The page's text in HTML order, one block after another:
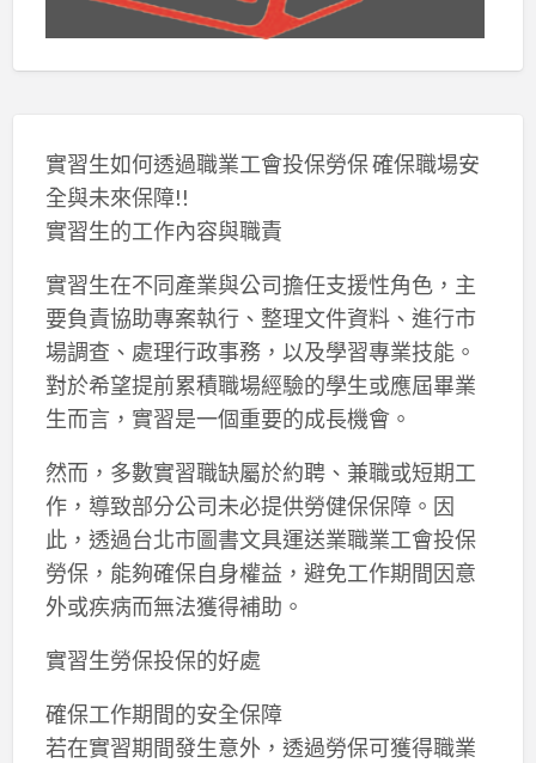
實習生如何透過職業工會投保勞保 確保職場安
全與未來保障!!
實習生的工作內容與職責
實習生在不同產業與公司擔任支援性角色，主
要負責協助專案執行、整理文件資料、進行市
場調查、處理行政事務，以及學習專業技能。
對於希望提前累積職場經驗的學生或應屆畢業
生而言，實習是一個重要的成長機會。
然而，多數實習職缺屬於約聘、兼職或短期工
作，導致部分公司未必提供勞健保保障。因
此，透過台北市圖書文具運送業職業工會投保
勞保，能夠確保自身權益，避免工作期間因意
外或疾病而無法獲得補助。
實習生勞保投保的好處
確保工作期間的安全保障
若在實習期間發生意外，透過勞保可獲得職業